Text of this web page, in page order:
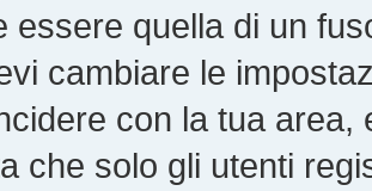
essere quella di un
cambiare le
con la tua area,
che solo gli utenti